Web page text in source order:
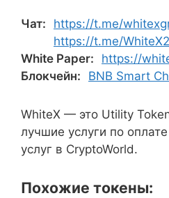
Чат: https://t.me/
https://t.me/WhiteX2
White Paper:
https://
Блокчейн:
BNB Smart
WhiteX — это Utility
лучшие услуги по
услуг в CryptoWorld.
Похожие токены: